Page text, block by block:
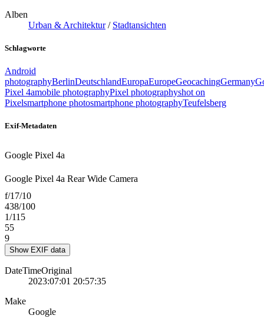
Alben
Urban & Architektur/ Stadtansichten
Schlagworte
Android
photographyBerlinDeutschlandEuropaEuropeGeocachingGermany
Pixel 4amobile photographyPixel photographyshot on
Pixelsmartphone photosmartphone photographyTeufelsberg
Exif-Metadaten
Google Pixel 4a
Google Pixel 4a Rear Wide Camera
f/17/10
438/100
1/115
55
9
Show EXIF data
DateTimeOriginal
2023:07:01 20:57:35
Make
Google